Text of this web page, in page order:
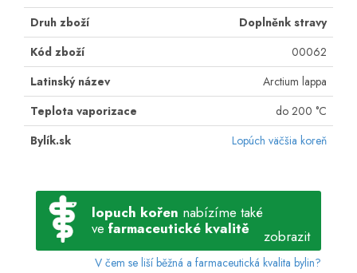
Druh zboží
Doplněnk stravy
Kód zboží
00062
Latinský název
Arctium lappa
Teplota vaporizace
do 200 °C
Bylík.sk
Lopúch väčšia koreň
lopuch kořen nabízíme také
ve farmaceutické kvalitě zobrazit
V čem se liší běžná a farmaceutická kvalita bylin?